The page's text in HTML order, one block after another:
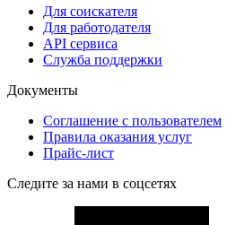
Для соискателя
Для работодателя
API сервиса
Служба поддержки
Документы
Соглашение с пользователем
Правила оказания услуг
Прайс-лист
Следите за нами в соцсетях